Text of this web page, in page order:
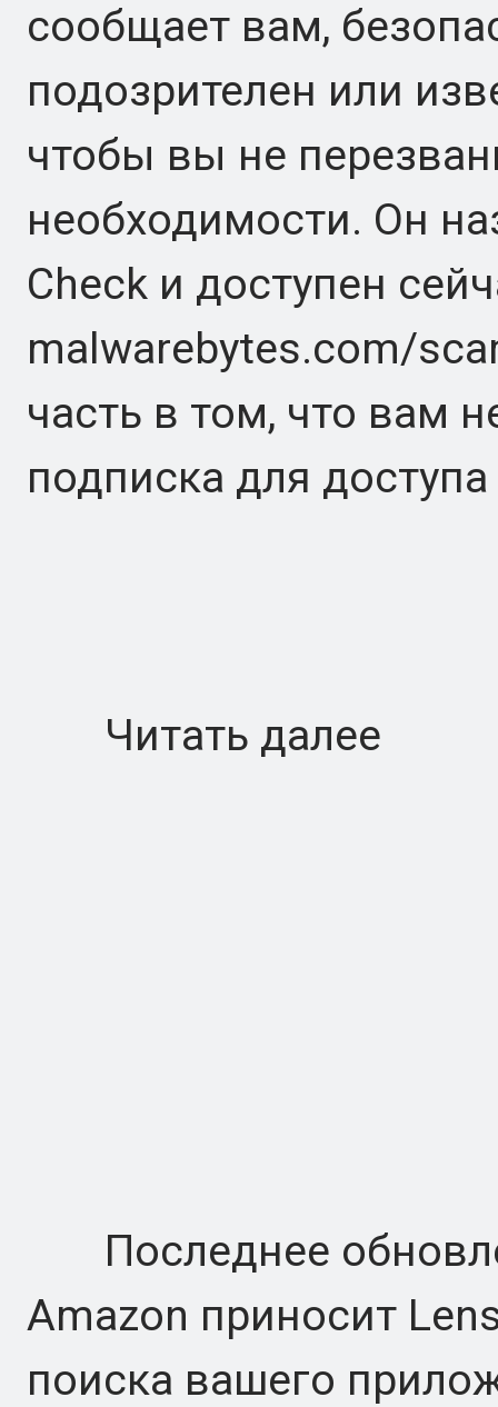
сообщает вам,
подозрителен или
чтобы вы не
необходимости. Он
Check и доступен
malwarebytes.com/
часть в том, что вам
подписка для
Читать далее
Последнее
Amazon приносит
поиска вашего